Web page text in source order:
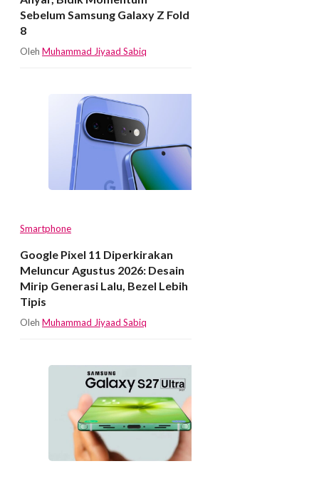
Sebelum Samsung Galaxy Z Fold
8
Oleh Muhammad Jiyaad Sabiq
Smartphone
Google Pixel 11 Diperkirakan
Meluncur Agustus 2026: Desain
Mirip Generasi Lalu, Bezel Lebih
Tipis
Oleh Muhammad Jiyaad Sabiq